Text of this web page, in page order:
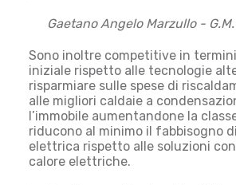
Gaetano Angelo Marzullo -
Sono inoltre competitive in
iniziale rispetto alle tecnologie
risparmiare sulle spese di
alle migliori caldaie a
l’immobile aumentandone la
riducono al minimo il fabbisogno
elettrica rispetto alle soluzioni
calore elettriche.